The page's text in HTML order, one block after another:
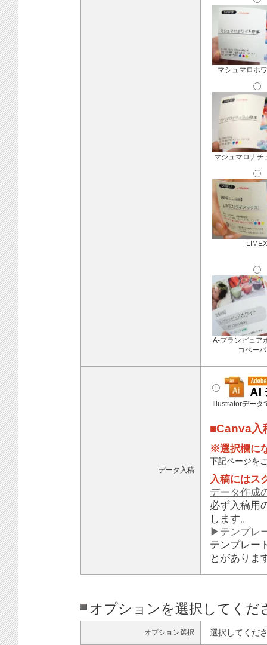
マシュマロホ
マシュマロナチ
A-プランピュア
コペー
データ入稿
Illustratorデータ
■Canva入
※選択欄に
下記ページを
入稿にはス
データ作成
必ず入稿用
します。
▶テンプレ
テンプレー
とがありま
オプションを選択してくだ
オプション選択 選択してくだ